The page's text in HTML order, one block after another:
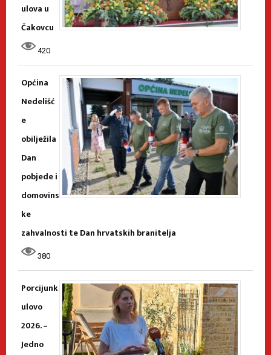
ulova u
Čakovcu
420
Općina
Nedelišć
e
obilježila
Dan
pobjede i
domovins
ke
zahvalnosti te Dan hrvatskih branitelja
380
Porcijunk
ulovo
2026. –
Jedno